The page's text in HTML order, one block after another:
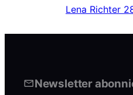
Lena Richter
Newsletter